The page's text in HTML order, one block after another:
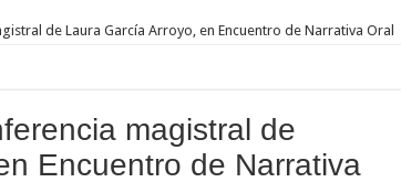
de Laura García Arroyo, en Encuentro de Narrativa Oral
magistral de
Encuentro de Narrativa